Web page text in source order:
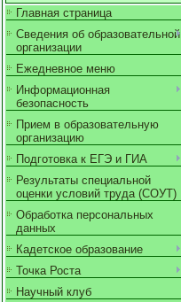
Главная страница
Сведения об образовательной
организации
Ежедневное меню
Информационная
безопасность
Прием в образовательную
организацию
Подготовка к ЕГЭ и ГИА
Результаты специальной
оценки условий труда (СОУТ)
Обработка персональных
данных
Кадетское образование
Точка Роста
Научный клуб